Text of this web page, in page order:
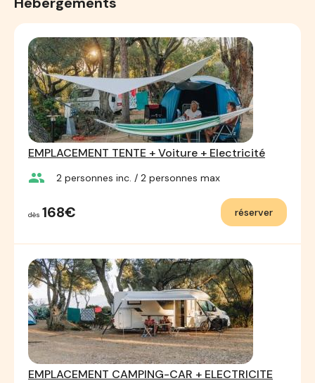
EMPLACEMENT TENTE + Voiture + Electricité
group 2 personnes inc. / 2 personnes max
dès 168€ réserver
EMPLACEMENT CAMPING-CAR + ELECTRICITE